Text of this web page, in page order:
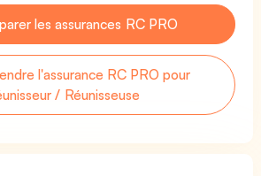
les assurances RC PRO
l'assurance RC PRO pour
/ Réunisseuse